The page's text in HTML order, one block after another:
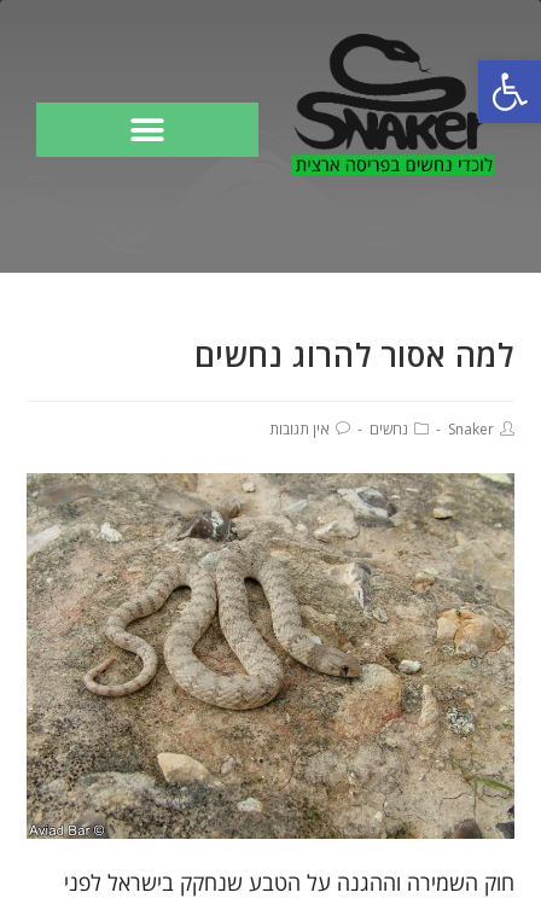
פתח סרגל נגישות
למה אסור להרוג נחשים
Snaker נחשים אין תגובות
חוק השמירה וההגנה על הטבע שנחקק בישראל לפני